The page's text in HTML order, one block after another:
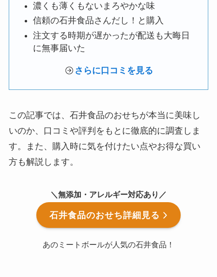
濃くも薄くもないまろやかな味
信頼の石井食品さんだし！と購入
注文する時期が遅かったが配送も大晦日
に無事届いた
さらに口コミを見る
この記事では、石井食品のおせちが本当に美味し
いのか、口コミや評判をもとに徹底的に調査しま
す。また、購入時に気を付けたい点やお得な買い
方も解説します。
＼無添加・アレルギー対応あり／
石井食品のおせち詳細見る
あのミートボールが人気の石井食品！